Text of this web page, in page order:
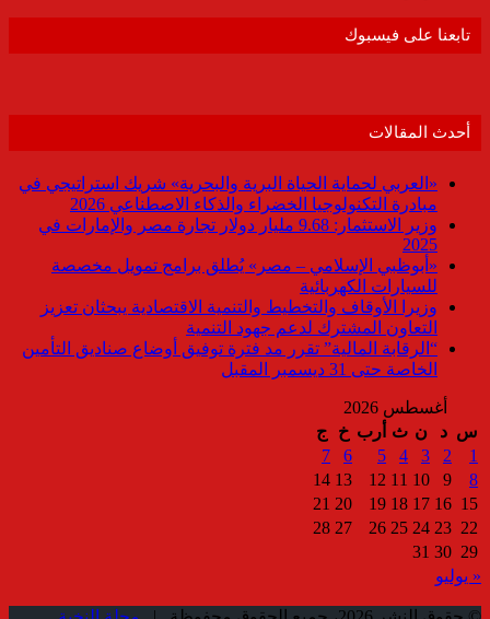
تابعنا على فيسبوك
أحدث المقالات
«العربي لحماية الحياة البرية والبحرية» شريك استراتيجي في
مبادرة التكنولوجيا الخضراء والذكاء الاصطناعي 2026
وزير الاستثمار: 9.68 مليار دولار تجارة مصر والإمارات في
2025
«أبوظبي الإسلامي – مصر» يُطلق برامج تمويل مخصصة
للسيارات الكهربائية
وزيرا الأوقاف والتخطيط والتنمية الاقتصادية يبحثان تعزيز
التعاون المشترك لدعم جهود التنمية
“الرقابة المالية” تقرر مد فترة توفيق أوضاع صناديق التأمين
الخاصة حتى 31 ديسمبر المقبل
أغسطس 2026
س د ن ث أرب خ
ج
1
2
3
4
5
6
7
8
9
10
11
12
13
14
15
16
17
18
19
20
21
22
23
24
25
26
27
28
29
30
31
« يوليو